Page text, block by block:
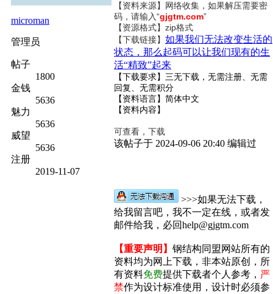
microman
管理员
帖子
1800
金钱
5636
魅力
5636
威望
5636
注册
2019-11-07
【资料来源】网络收集，如果解压需要密
码，请输入“gjgtm.com”
【资源格式】zip格式
【下载链接】 如果我们无法改变生活的
状态，那么起码可以让我们现有的生
活“精致”起来
【下载要求】三无下载，无需注册、无需
回复、无需积分
【资料语言】简体中文
【资料内容】
可查看，下载
该帖子于 2024-09-06 20:40 编辑过
>>>如果无法下载，
给我留言吧，我不一定在线，或者发
邮件给我，必回help@gjgtm.com
【重要声明】 钢结构同盟网站所有的
资料均为网上下载，非本站原创，所
有资料免费提供下载者个人参考， 严
禁作为设计标准使用，设计时必须参